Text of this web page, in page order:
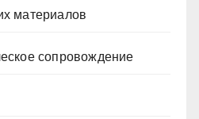
материалов
сопровождение